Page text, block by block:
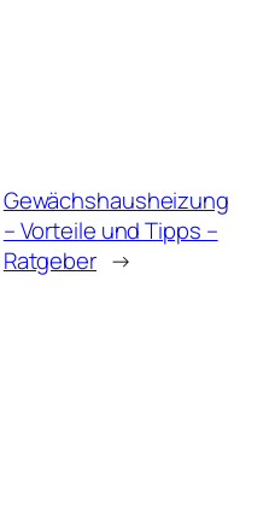
Gewächshausheizung
– Vorteile und Tipps –
Ratgeber →